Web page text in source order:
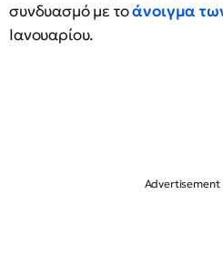
συνδυασμό με τοάνοιγμα
Ιανουαρίου.